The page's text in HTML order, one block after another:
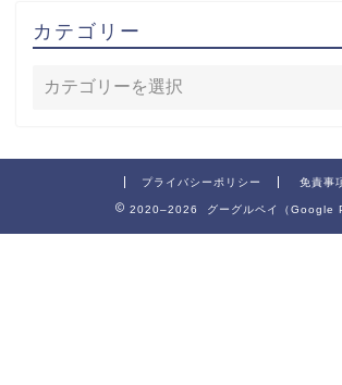
カテゴリー
プライバシーポリシー 免責事
2020–2026 グーグルペイ（Google